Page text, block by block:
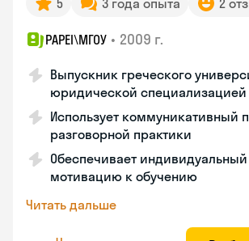
5 3 года опыта 2
PAPEI\MГОУ • 2009 г.
Выпускник греческого
юридической специализацией
Использует коммуникативный
разговорной практики
Обеспечивает
мотивацию к обучению
Читать дальше